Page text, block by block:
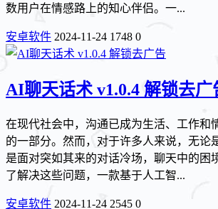
数用户在情感路上的知心伴侣。一...
安卓软件 2024-11-24 1748 0
AI聊天话术 v1.0.4 解锁去广
在现代社会中，沟通已成为生活、工作和
的一部分。然而，对于许多人来说，无论
是面对突如其来的对话冷场，聊天中的困
了解决这些问题，一款基于人工智...
安卓软件 2024-11-24 2545 0